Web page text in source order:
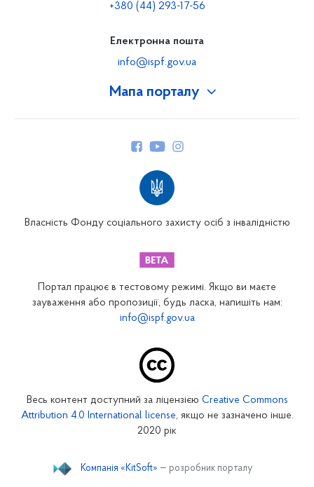
Мапа порталу
Закарпатське відділення
Запорізьке відділення
Кіровоградське відділення
Миколаївське відділення
+380 (44) 293-17-56
Електронна пошта
info@ispf.gov.ua
Власність Фонду соціального захисту осіб з інвалідністю
Портал працює в тестовому режимі. Якщо ви маєте
зауваження або пропозиції, будь ласка, напишіть нам:
info@ispf.gov.ua
Весь контент доступний за ліцензією Creative Commons
Attribution 4.0 International license, якщо не зазначено інше.
2020 рік
Компанія «KitSoft» — розробник порталу